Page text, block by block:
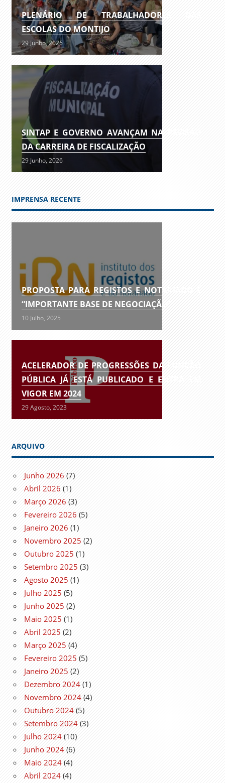
PLENÁRIO DE TRABALHADORES DAS
ESCOLAS DO MONTIJO
29 Junho, 2026
SINTAP E GOVERNO AVANÇAM NA REVISÃO
DA CARREIRA DE FISCALIZAÇÃO
29 Junho, 2026
IMPRENSA RECENTE
PROPOSTA PARA REGISTOS E NOTARIADO É
“IMPORTANTE BASE DE NEGOCIAÇÃO”
10 Julho, 2025
ACELERADOR DE PROGRESSÕES DA FUNÇÃO
PÚBLICA JÁ ESTÁ PUBLICADO E ENTRA EM
VIGOR EM 2024
29 Agosto, 2023
ARQUIVO
Junho 2026 (7)
Abril 2026 (1)
Março 2026 (3)
Fevereiro 2026 (5)
Janeiro 2026 (1)
Novembro 2025 (2)
Outubro 2025 (1)
Setembro 2025 (3)
Agosto 2025 (1)
Julho 2025 (5)
Junho 2025 (2)
Maio 2025 (1)
Abril 2025 (2)
Março 2025 (4)
Fevereiro 2025 (5)
Janeiro 2025 (2)
Dezembro 2024 (1)
Novembro 2024 (4)
Outubro 2024 (5)
Setembro 2024 (3)
Julho 2024 (10)
Junho 2024 (6)
Maio 2024 (4)
Abril 2024 (4)